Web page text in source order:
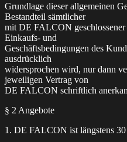
Grundlage dieser allgemeinen
Bestandteil sämtlicher
mit DE FALCON geschlossener
Einkaufs- und
Geschäftsbedingungen des
ausdrücklich
widersprochen wird, nur dann
jeweiligen Vertrag von
DE FALCON schriftlich
§ 2 Angebote
1. DE FALCON ist längstens